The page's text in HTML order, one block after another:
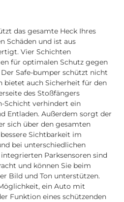
das gesamte Heck Ihres
Schäden und ist aus
Vier Schichten
für optimalen Schutz gegen
Safe-bumper schützt nicht
bietet auch Sicherheit für den
des Stoßfängers
Schicht verhindert ein
Entladen. Außerdem sorgt der
sich über den gesamten
Sichtbarkeit im
bei unterschiedlichen
Parksensoren sind
und können Sie beim
Bild und Ton unterstützen.
ein Auto mit
Funktion eines schützenden